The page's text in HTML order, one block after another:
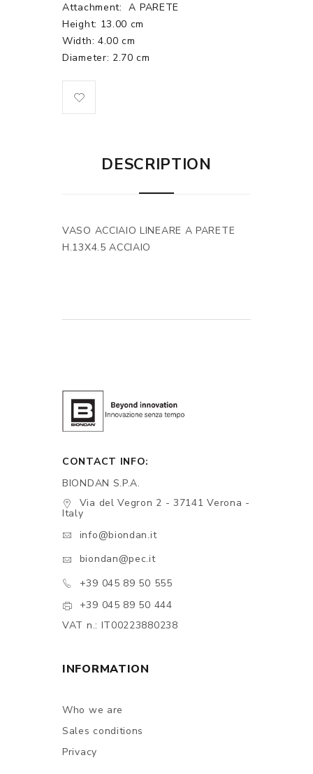
Attachment:
A PARETE
Height: 13.00 cm
Width: 4.00 cm
Diameter: 2.70 cm
DESCRIPTION
VASO ACCIAIO LINEARE A PARETE
H.13X4.5 ACCIAIO
CONTACT INFO:
BIONDAN S.P.A.
Via del Vegron 2 - 37141 Verona -
Italy
info@biondan.it
biondan@pec.it
+39 045 89 50 555
+39 045 89 50 444
VAT n.: IT00223880238
INFORMATION
Who we are
Sales conditions
Privacy